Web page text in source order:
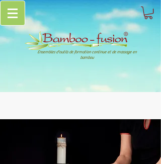
Ensembles d'outils de formation continue et de massage en
bambou